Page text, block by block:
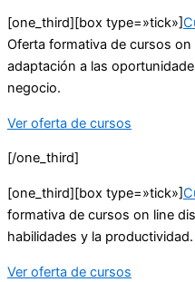
[one_third][box type=»tick»]
Oferta formativa de cursos
adaptación a las
negocio.
Ver oferta de cursos
[/one_third]
[one_third][box type=»tick»]
formativa de cursos on line
habilidades y la productividad.
Ver oferta de cursos